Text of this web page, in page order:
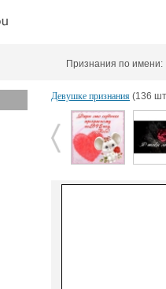
Признания по имени:
Девушке признания (136